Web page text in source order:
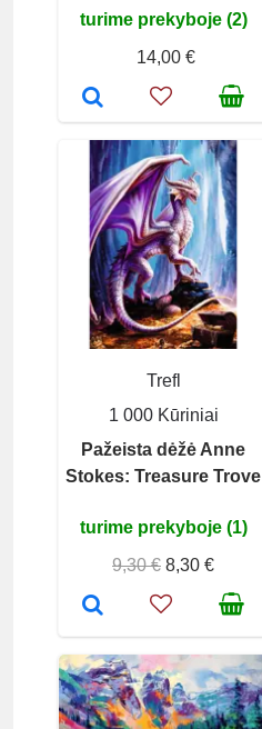
turime prekyboje (2)
14,00 €
Trefl
1 000 Kūriniai
Pažeista dėžė Anne
Stokes: Treasure Trove
turime prekyboje (1)
9,30 € 8,30 €